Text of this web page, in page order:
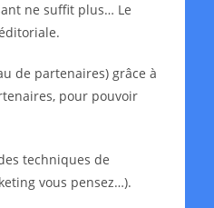
ne suffit plus… Le
de partenaires) grâce à
pour pouvoir
techniques de
vous pensez…).